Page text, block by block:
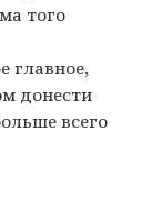
того
главное,
донести
всего